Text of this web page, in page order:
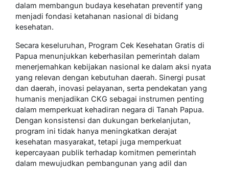
dalam membangun budaya kesehatan preventif yang
menjadi fondasi ketahanan nasional di bidang
kesehatan.
Secara keseluruhan, Program Cek Kesehatan Gratis di
Papua menunjukkan keberhasilan pemerintah dalam
menerjemahkan kebijakan nasional ke dalam aksi nyata
yang relevan dengan kebutuhan daerah. Sinergi pusat
dan daerah, inovasi pelayanan, serta pendekatan yang
humanis menjadikan CKG sebagai instrumen penting
dalam memperkuat kehadiran negara di Tanah Papua.
Dengan konsistensi dan dukungan berkelanjutan,
program ini tidak hanya meningkatkan derajat
kesehatan masyarakat, tetapi juga memperkuat
kepercayaan publik terhadap komitmen pemerintah
dalam mewujudkan pembangunan yang adil dan